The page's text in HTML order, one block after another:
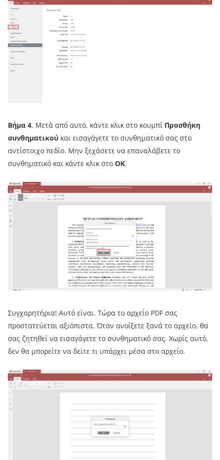
Βήμα 4. Μετά από αυτό, κάντε κλικ στο κουμπί Προσθήκη
συνθηματικού και εισαγάγετε το συνθηματικό σας στο
αντίστοιχο πεδίο. Μην ξεχάσετε να επαναλάβετε το
συνθηματικό και κάντε κλικ στο OK.
Συγχαρητήρια! Αυτό είναι. Τώρα το αρχείο PDF σας
προστατεύεται αξιόπιστα. Όταν ανοίξετε ξανά το αρχείο, θα
σας ζητηθεί να εισαγάγετε το συνθηματικό σας. Χωρίς αυτό,
δεν θα μπορείτε να δείτε τι υπάρχει μέσα στο αρχείο.